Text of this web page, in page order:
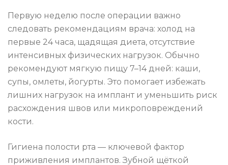
Первую неделю после операции важно
следовать рекомендациям врача: холод на
первые 24 часа, щадящая диета, отсутствие
интенсивных физических нагрузок. Обычно
рекомендуют мягкую пищу 7–14 дней: каши,
супы, омлеты, йогурты. Это помогает избежать
лишних нагрузок на имплант и уменьшить риск
расхождения швов или микроповреждений
кости.
Гигиена полости рта — ключевой фактор
приживления имплантов. Зубной щёткой